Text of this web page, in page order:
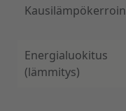
Kausilämpökerroin
Energialuokitus
(lämmitys)